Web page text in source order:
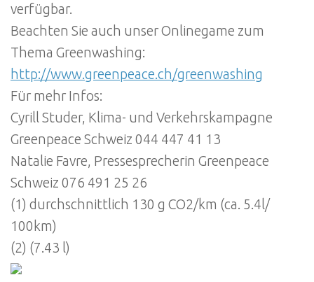
verfügbar.
Beachten Sie auch unser Onlinegame zum
Thema Greenwashing:
http://www.greenpeace.ch/greenwashing
Für mehr Infos:
Cyrill Studer, Klima- und Verkehrskampagne
Greenpeace Schweiz 044 447 41 13
Natalie Favre, Pressesprecherin Greenpeace
Schweiz 076 491 25 26
(1) durchschnittlich 130 g CO2/km (ca. 5.4l/
100km)
(2) (7.43 l)